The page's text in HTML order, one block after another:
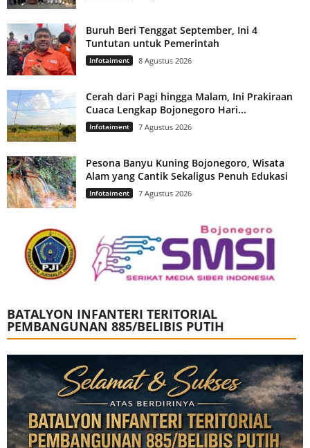
Buruh Beri Tenggat September, Ini 4
Tuntutan untuk Pemerintah
Infotaiment 8 Agustus 2026
Cerah dari Pagi hingga Malam, Ini Prakiraan
Cuaca Lengkap Bojonegoro Hari...
Infotaiment 7 Agustus 2026
Pesona Banyu Kuning Bojonegoro, Wisata
Alam yang Cantik Sekaligus Penuh Edukasi
Infotaiment 7 Agustus 2026
BATALYON INFANTERI TERITORIAL
PEMBANGUNAN 885/BELIBIS PUTIH